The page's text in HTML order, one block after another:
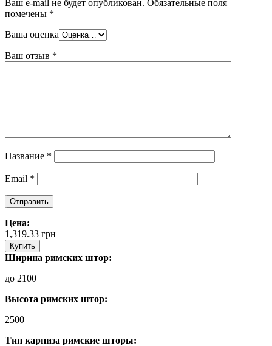
Ваш e-mail не будет опубликован. Обязательные поля
помечены *
Ваша оценка
Ваш отзыв *
Название *
Email *
Цена:
1,319.33 грн
Купить
Ширина римских штор:
до 2100
Высота римских штор:
2500
Тип карниза римские шторы: